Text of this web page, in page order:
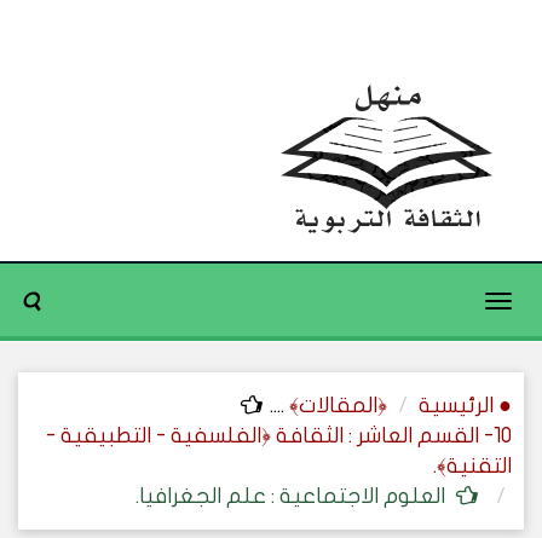
Toggle
● الرئيسية ﴿المقالات﴾ ....
10- القسم العاشر : الثقافة ﴿الفلسفية - التطبيقية -
التقنية﴾.
العلوم الاجتماعية : علم الجغرافيا.